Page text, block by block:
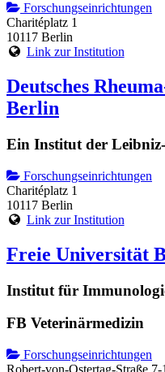
Forschungseinrichtungen
Charitéplatz 1
10117 Berlin
Link zur Institution
Deutsches
Berlin
Ein Institut der
Forschungseinrichtungen
Charitéplatz 1
10117 Berlin
Link zur Institution
Freie Universität
Institut für
FB Veterinärmedizin
Forschungseinrichtungen